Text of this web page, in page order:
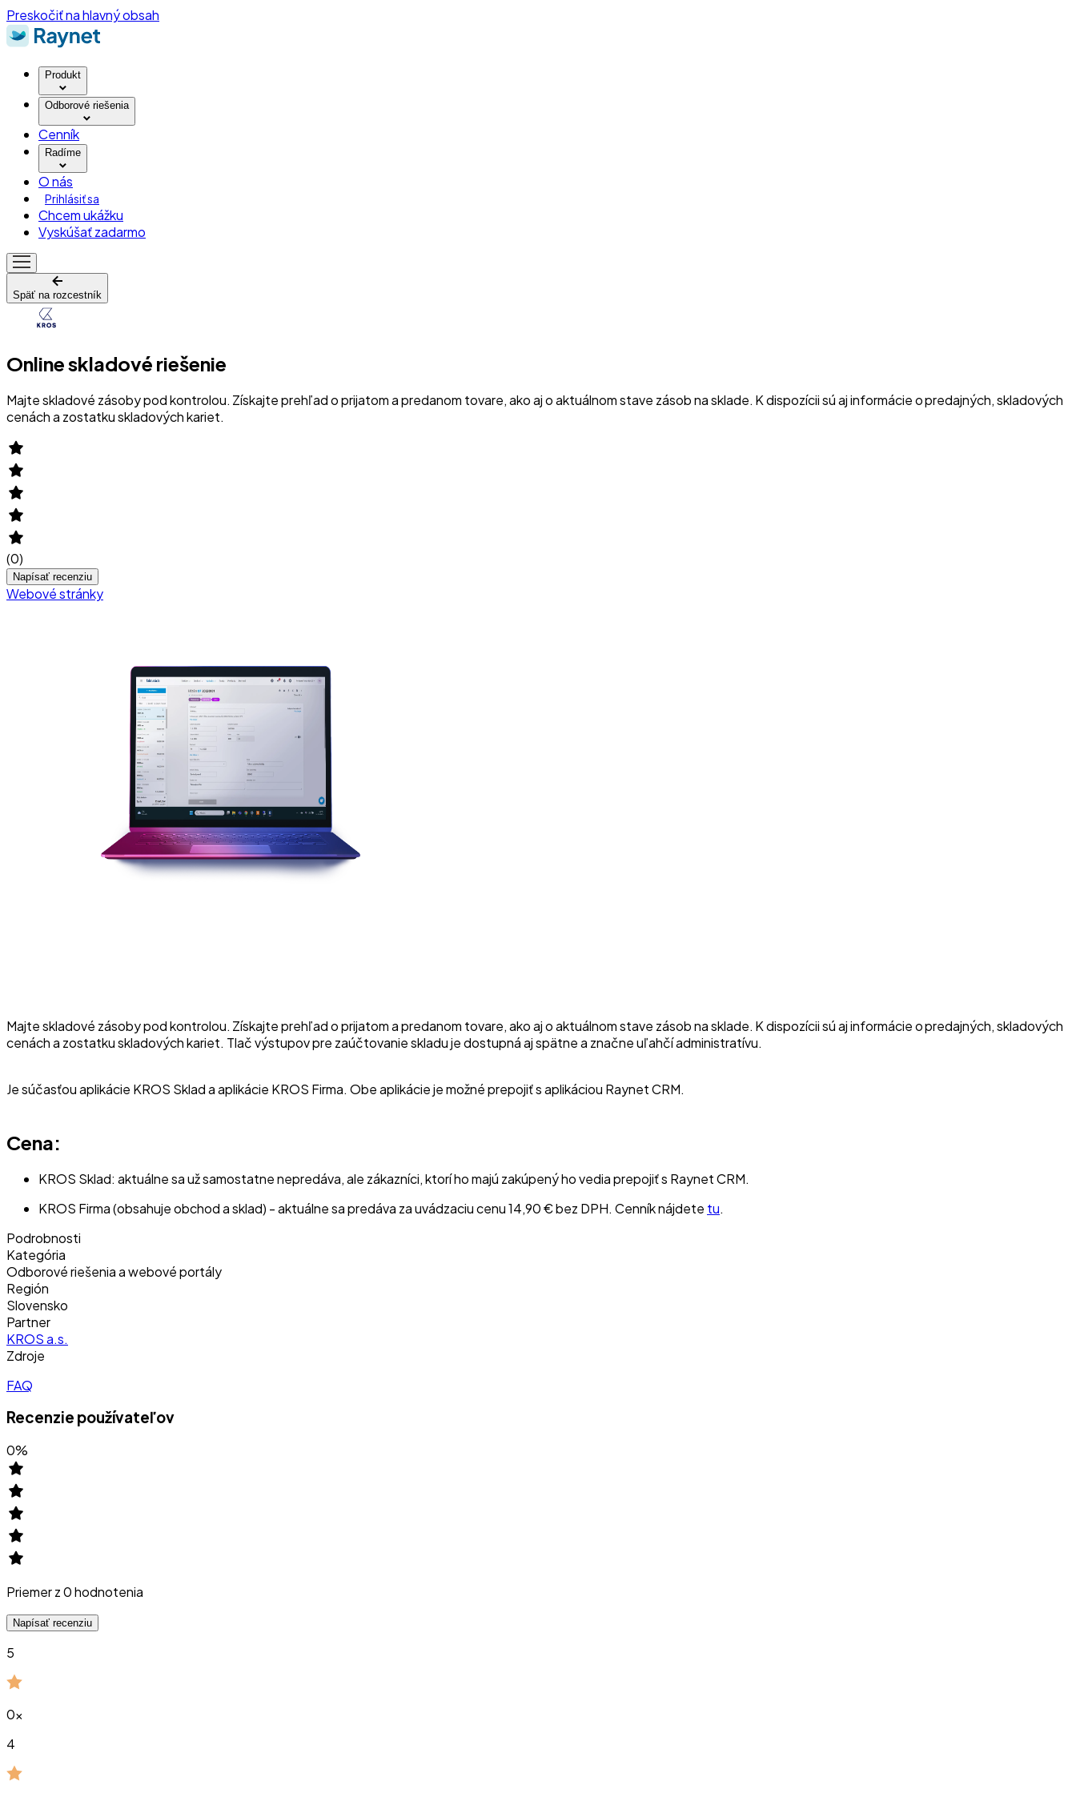
Preskočiť na hlavný obsah
Produkt
Odborové riešenia
Cenník
Radíme
O nás
Prihlásiť sa
Chcem ukážku
Vyskúšať zadarmo
Späť na rozcestník
Online skladové riešenie
Majte skladové zásoby pod kontrolou. Získajte prehľad o prijatom a predanom tovare, ako aj o aktuálnom stave zásob na sklade. K dispozícii sú aj informácie o predajných, skladových
cenách a zostatku skladových kariet.
(0)
Napísať recenziu
Webové stránky
Majte skladové zásoby pod kontrolou. Získajte prehľad o prijatom a predanom tovare, ako aj o aktuálnom stave zásob na sklade. K dispozícii sú aj informácie o predajných, skladových
cenách a zostatku skladových kariet. Tlač výstupov pre zaúčtovanie skladu je dostupná aj spätne a značne uľahčí administratívu.
Je súčasťou aplikácie KROS Sklad a aplikácie KROS Firma. Obe aplikácie je možné prepojiť s aplikáciou Raynet CRM.
Cena:
KROS Sklad: aktuálne sa už samostatne nepredáva, ale zákazníci, ktorí ho majú zakúpený ho vedia prepojiť s Raynet CRM.
KROS Firma (obsahuje obchod a sklad) - aktuálne sa predáva za uvádzaciu cenu 14,90 € bez DPH. Cenník nájdete tu.
Podrobnosti
Kategória
Odborové riešenia a webové portály
Región
Slovensko
Partner
KROS a.s.
Zdroje
FAQ
Recenzie používateľov
0%
Priemer z0hodnotenia
Napísať recenziu
5
0x
4